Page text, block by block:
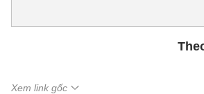
Xem link gốc